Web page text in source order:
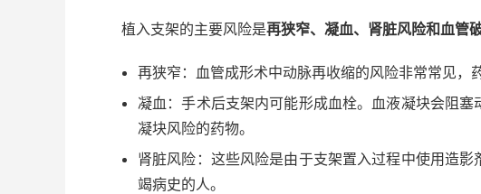
植入支架的主要风险是再狭窄、凝血、肾脏风险和血管破
再狭窄：血管成形术中动脉再收缩的风险非常常见，
凝血：手术后支架内可能形成血栓。血液凝块会阻
凝块风险的药物。
肾脏风险：这些风险是由于支架置入过程中使用造
竭病史的人。